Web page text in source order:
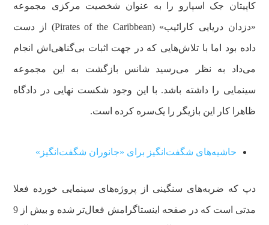
کاپیتان جک اسپارو را به عنوان شخصیت مرکزی مجموعه
«دزدان دریایی کارائیب» (Pirates of the Caribbean) از دست
داده بود اما با تلاش‌هایی که در جهت اثبات بی‌گناهی‌اش انجام
می‌داد به نظر می‌رسید شانس بازگشت به این مجموعه
سینمایی را داشته باشد. با این وجود شکست نهایی در دادگاه
ظاهرا کار این بازیگر را یک‌سره کرده است.
حاشیه‌های شگفت‌انگیز برای «جانوران شگفت‌انگیز»
دپ که ضربه‌های سنگینی از پروژه‌های سینمایی خورده فعلا
مدتی است که در صفحه‌ اینستاگرامش فعال‌تر شده و بیش از 9